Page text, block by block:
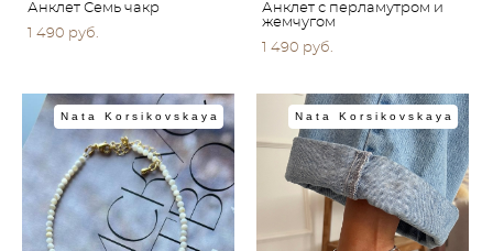
Анклет Семь чакр
1 490 pуб.
Анклет с перламутром и
жемчугом
1 490 pуб.
Nata Korsikovskaya Nata Korsikovskaya